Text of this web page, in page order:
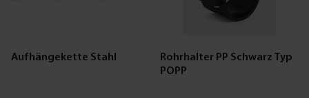
Aufhängekette Stahl
Rohrhalter PP Schwarz Typ
POPP